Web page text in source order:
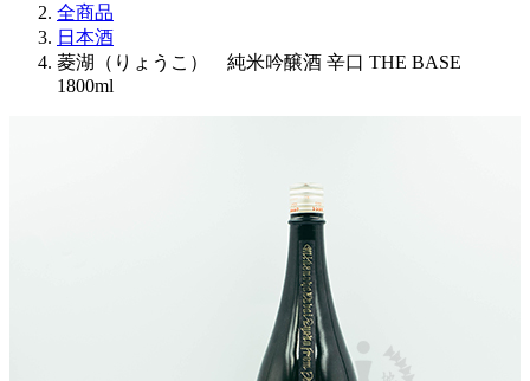
全商品
日本酒
菱湖（りょうこ） 純米吟醸酒 辛口 THE BASE
1800ml